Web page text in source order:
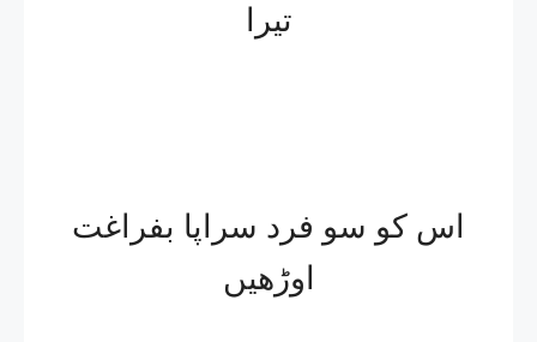
تیرا
اس کو سو فرد سراپا بفراغت
اوڑھیں